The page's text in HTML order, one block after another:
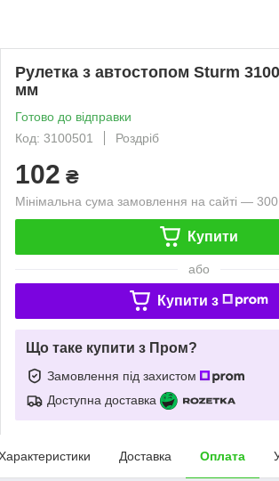
Рулетка з автостопом Sturm
мм
Готово до відправки
Код: 3100501
Роздріб
102 ₴
Мінімальна сума замовлення на сайті —
Купити
або
Купити з
Що таке купити з Пром?
Замовлення під захистом
Доступна доставка
Доставка Оплата